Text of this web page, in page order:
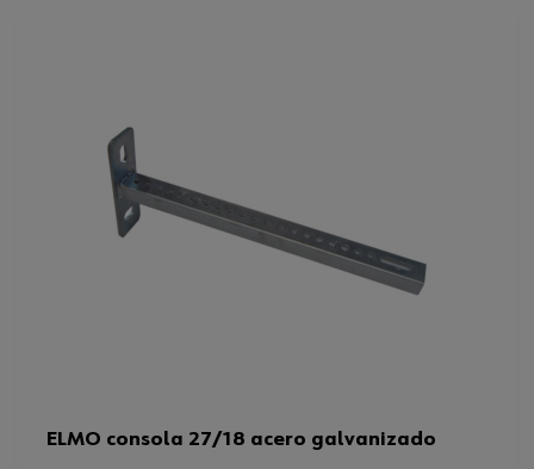
ELMO consola 27/18 acero galvanizado